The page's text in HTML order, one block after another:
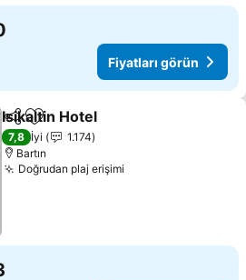
Fiyatları görün
PaylaşFavorilerime ekle
Isikaltin Hotel
7,8 İyi
1.174
Bartın
Doğrudan plaj erişimi